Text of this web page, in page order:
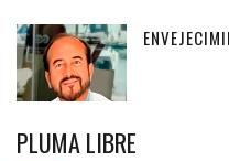
PLUMA LIBRE